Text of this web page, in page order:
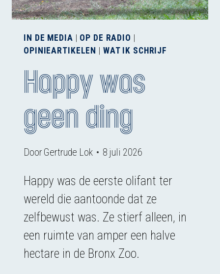
IN DE MEDIA | OP DE RADIO |
OPINIEARTIKELEN | WAT IK SCHRIJF
Happy was
geen ding
DoorGertrude Lok 8 juli 2026
Happy was de eerste olifant ter
wereld die aantoonde dat ze
zelfbewust was. Ze stierf alleen, in
een ruimte van amper een halve
hectare in de Bronx Zoo.